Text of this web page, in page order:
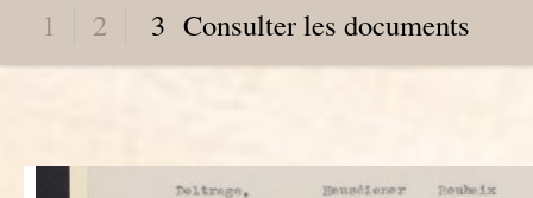
1 2 3 Consulter les documents